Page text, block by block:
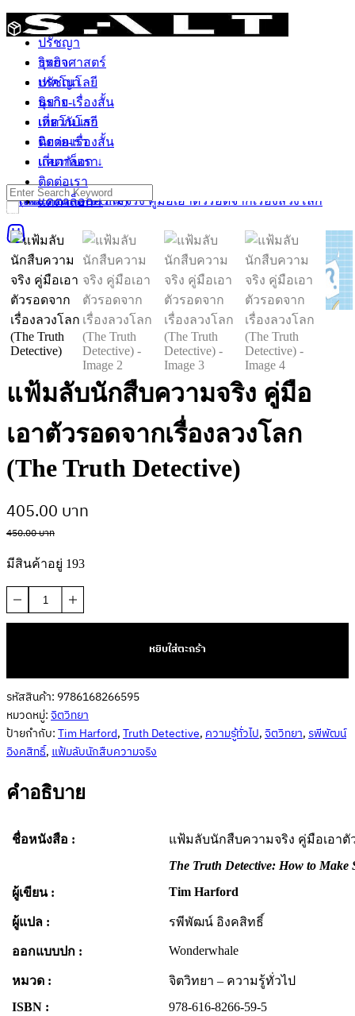
Skip
to
content
วิทยาศาสตร์
ปรัชญา
ธุรกิจ
เทคโนโลยี
นิยาย-เรื่องสั้น
เกี่ยวกับเรา
ติดต่อเรา
แคตาล็อก ↓
0
ติดตามสินค้า
วิทยาศาสตร์
ปรัชญา
ธุรกิจ
เทคโนโลยี
นิยาย-เรื่องสั้น
เกี่ยวกับเรา
ติดต่อเรา
แคตาล็อก ↓
Search
for:
Sale 10%
แฟ้มลับนักสืบความจริง คู่มือ
เอาตัวรอดจากเรื่องลวงโลก
(The Truth Detective)
450.00บาท
Original
price
was:
450.00 บาท.
405.00 บาท
มีสินค้าอยู่ 193
แฟ้ม
จริง
คู่มือ
เอา
ตัว
จาก
โลก
Detective)
ชิ้น
หยิบใส่ตะกร้า
รหัสสินค้า: 9786168266595
หมวดหมู่:จิตวิทยา
ป้ายกำกับ:Tim Harford,Truth Detective,ความรู้ทั่วไป,จิตวิทยา,รพีพัฒน์
อิงคสิทธิ์,แฟ้มลับนักสืบความจริง
คำอธิบาย
ชื่อหนังสือ :
แฟ้มลับนักสืบความจริง คู่มือเอาตั
The Truth Detective: How to Make
ผู้เขียน :
Tim Harford
ผู้แปล : รพีพัฒน์ อิงคสิทธิ์
ออกแบบปก : Wonderwhale
หมวด :
จิตวิทยา – ความรู้ทั่วไป
ISBN :
978-616-8266-59-5